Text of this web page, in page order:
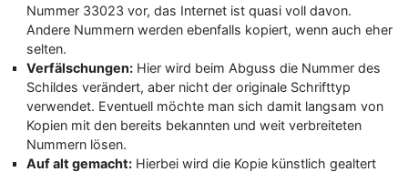
Nummer 33023 vor, das Internet ist quasi voll davon.
Andere Nummern werden ebenfalls kopiert, wenn auch eher
selten.
Verfälschungen: Hier wird beim Abguss die Nummer des
Schildes verändert, aber nicht der originale Schrifttyp
verwendet. Eventuell möchte man sich damit langsam von
Kopien mit den bereits bekannten und weit verbreiteten
Nummern lösen.
Auf alt gemacht: Hierbei wird die Kopie künstlich gealtert